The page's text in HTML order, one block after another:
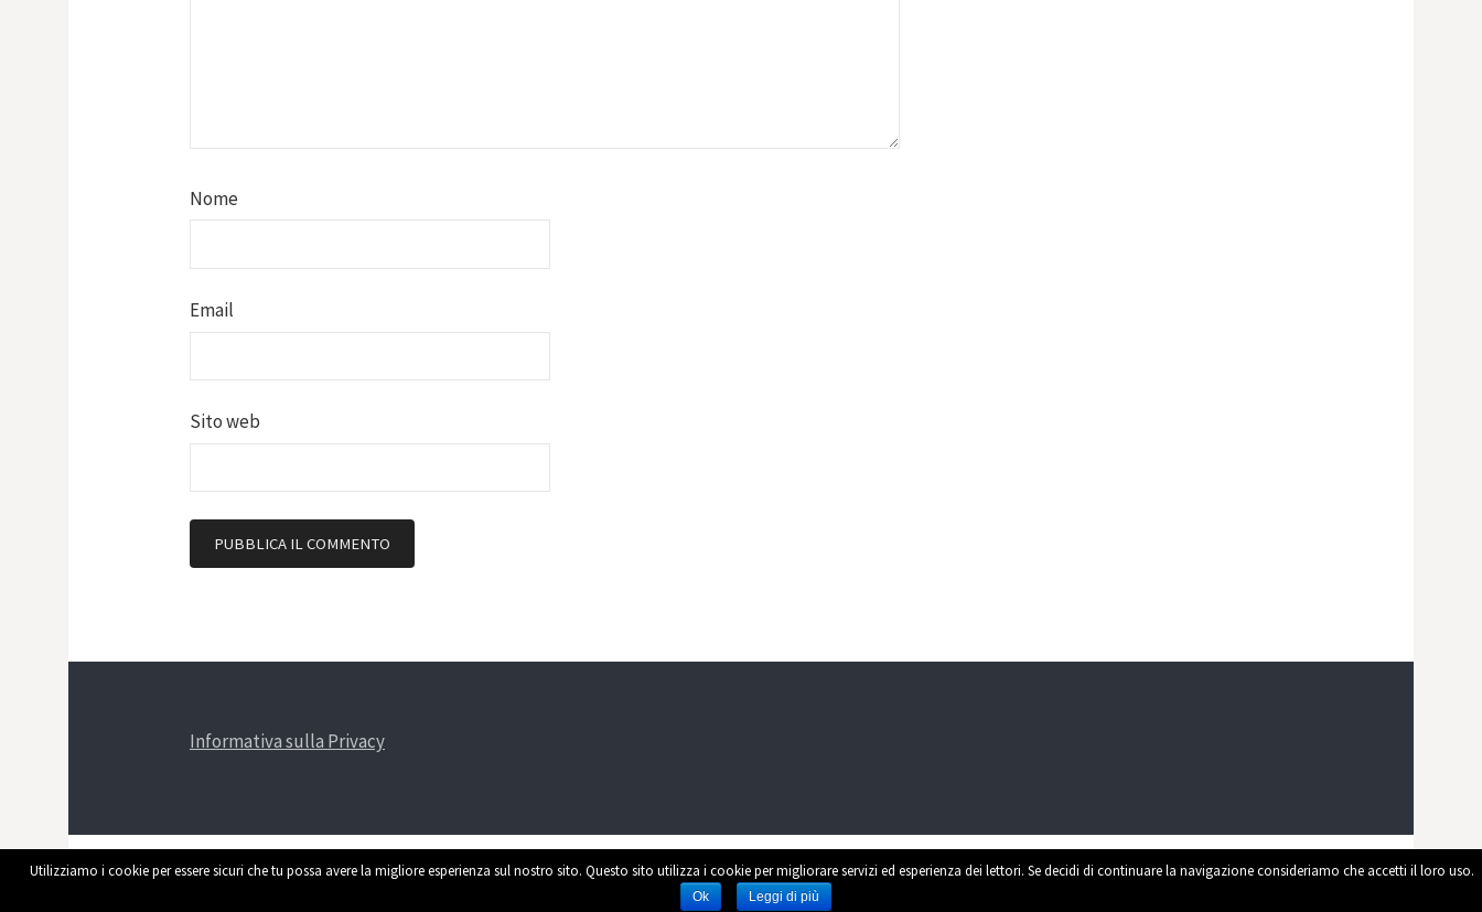
Nome
Email
Sito web
Informativa sulla Privacy
Powered by WordPress | Theme byThemehaus
Utilizziamo i cookie per essere sicuri che tu possa avere la migliore esperienza sul nostro sito. Questo sito utilizza i cookie per migliorare servizi ed esperienza dei lettori. Se decidi di continuare la navigazione consideriamo che accetti il loro uso.
Ok Leggi di più